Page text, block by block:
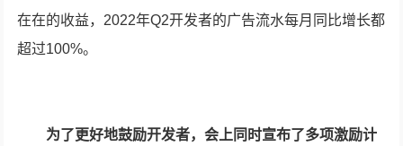
在在的收益，2022年Q2开发者的广告流水每月同比增长都
超过100%。
为了更好地鼓励开发者，会上同时宣布了多项激励计